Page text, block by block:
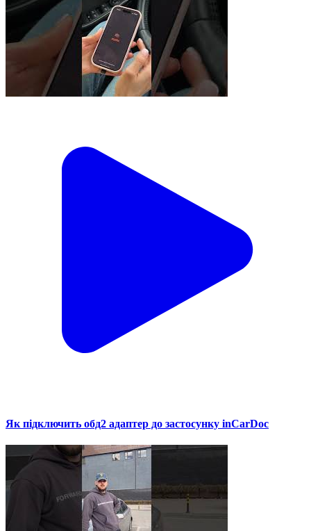
Як підключить обд2 адаптер до застосунку inCarDoc